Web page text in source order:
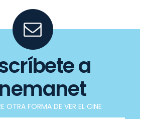
a
OTRA FORMA DE VER EL CINE